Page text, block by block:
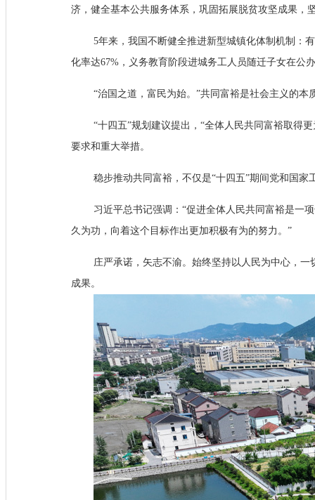
济，健全基本公共服务体系，巩固拓展脱贫攻坚成果，
5年来，我国不断健全推进新型城镇化体制机制：
化率达67%，义务教育阶段进城务工人员随迁子女在公
“治国之道，富民为始。”共同富裕是社会主义的本
“十四五”规划建议提出，“全体人民共同富裕取得
要求和重大举措。
稳步推动共同富裕，不仅是“十四五”期间党和国
习近平总书记强调：“促进全体人民共同富裕是一
久为功，向着这个目标作出更加积极有为的努力。”
庄严承诺，矢志不渝。始终坚持以人民为中心，
成果。